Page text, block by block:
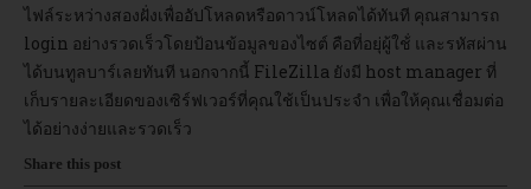
อบรม
DOWNLOAD
ไฟล์ระหว่างสองฝั่งเพื่ออัปโหลดหรือดาวน์โหลดได้ทันที คุณสามารถ
login อย่างรวดเร็วโดยป้อนข้อมูลของไซต์ คือที่อยุ่ผู้ใช้่ และรหัสผ่าน
ได้บนทูลบาร์เลยทันที นอกจากนี้ FileZilla ยังมี host manager ที่
เก็บรายละเอียดของเซิร์ฟเวอร์ที่คุณใช้เป็นประจำ เพื่อให้คุณเชื่อมต่อ
ได้อย่างง่ายและรวดเร็ว
Share this post